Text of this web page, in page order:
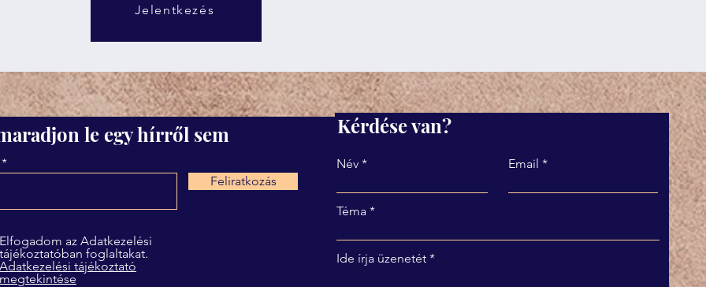
Jelentkezés
le egy hírről sem
Feliratkozás
Elfogadom az Adatkezelési
tájékoztatóban foglaltakat.
Adatkezelési tájékoztató
megtekintése
Kérdése van?
Név Email
Téma
Ide írja üzenetét